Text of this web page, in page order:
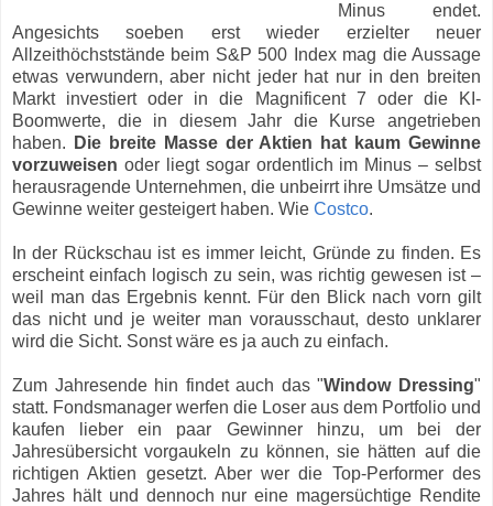
Minus endet.
Angesichts soeben erst wieder erzielter neuer
Allzeithöchststände beim S&P 500 Index mag die Aussage
etwas verwundern, aber nicht jeder hat nur in den breiten
Markt investiert oder in die Magnificent 7 oder die KI-
Boomwerte, die in diesem Jahr die Kurse angetrieben
haben.
Die breite Masse der Aktien hat kaum Gewinne
vorzuweisen oder liegt sogar ordentlich im Minus – selbst
herausragende Unternehmen, die unbeirrt ihre Umsätze und
Gewinne weiter gesteigert haben. Wie Costco.
In der Rückschau ist es immer leicht, Gründe zu finden. Es
erscheint einfach logisch zu sein, was richtig gewesen ist –
weil man das Ergebnis kennt. Für den Blick nach vorn gilt
das nicht und je weiter man vorausschaut, desto unklarer
wird die Sicht. Sonst wäre es ja auch zu einfach.
Zum Jahresende hin findet auch das "Window Dressing"
statt. Fondsmanager werfen die Loser aus dem Portfolio und
kaufen lieber ein paar Gewinner hinzu, um bei der
Jahresübersicht vorgaukeln zu können, sie hätten auf die
richtigen Aktien gesetzt. Aber wer die Top-Performer des
Jahres hält und dennoch nur eine magersüchtige Rendite